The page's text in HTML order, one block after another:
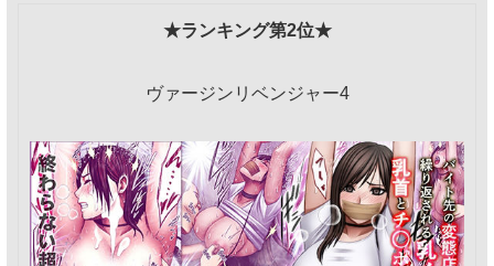
★ランキング第2位★
ヴァージンリベンジャー4